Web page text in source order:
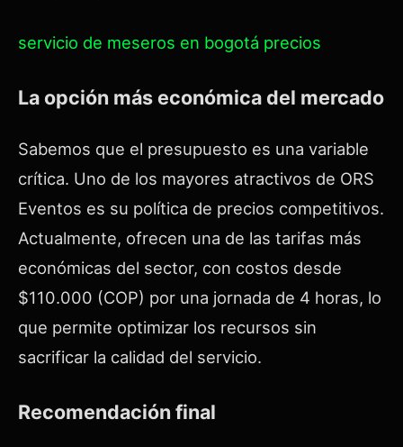
servicio de meseros en bogotá precios
La opción más económica del mercado
Sabemos que el presupuesto es una variable
crítica. Uno de los mayores atractivos de ORS
Eventos es su política de precios competitivos.
Actualmente, ofrecen una de las tarifas más
económicas del sector, con costos desde
$110.000 (COP) por una jornada de 4 horas, lo
que permite optimizar los recursos sin
sacrificar la calidad del servicio.
Recomendación final